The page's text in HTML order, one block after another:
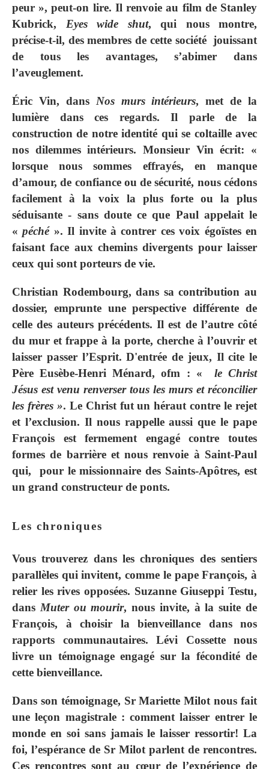
peur », peut-on lire. Il renvoie au film de Stanley
Kubrick, Eyes wide shut, qui nous montre,
précise-t-il, des membres de cette société jouissant
de tous les avantages, s’abimer dans
l’aveuglement.
Éric Vin, dans Nos murs intérieurs, met de la
lumière dans ces regards. Il parle de la
construction de notre identité qui se coltaille avec
nos dilemmes intérieurs. Monsieur Vin écrit: «
lorsque nous sommes effrayés, en manque
d’amour, de confiance ou de sécurité, nous cédons
facilement à la voix la plus forte ou la plus
séduisante - sans doute ce que Paul appelait le
« péché ». Il invite à contrer ces voix égoïstes en
faisant face aux chemins divergents pour laisser
ceux qui sont porteurs de vie.
Christian Rodembourg, dans sa contribution au
dossier, emprunte une perspective différente de
celle des auteurs précédents. Il est de l’autre côté
du mur et frappe à la porte, cherche à l’ouvrir et
laisser passer l’Esprit. D'entrée de jeux, Il cite le
Père Eusèbe-Henri Ménard, ofm : «
le Christ
Jésus est venu renverser tous les murs et réconcilier
les frères ». Le Christ fut un héraut contre le rejet
et l’exclusion. Il nous rappelle aussi que le pape
François est fermement engagé contre toutes
formes de barrière et nous renvoie à Saint-Paul
qui, pour le missionnaire des Saints-Apôtres, est
un grand constructeur de ponts.
Les chroniques
Vous trouverez dans les chroniques des sentiers
parallèles qui invitent, comme le pape François, à
relier les rives opposées. Suzanne Giuseppi Testu,
dans Muter ou mourir, nous invite, à la suite de
François, à choisir la bienveillance dans nos
rapports communautaires. Lévi Cossette nous
livre un témoignage engagé sur la fécondité de
cette bienveillance.
Dans son témoignage, Sr Mariette Milot nous fait
une leçon magistrale : comment laisser entrer le
monde en soi sans jamais le laisser ressortir! La
foi, l’espérance de Sr Milot parlent de rencontres.
Ces rencontres sont au cœur de l’expérience de